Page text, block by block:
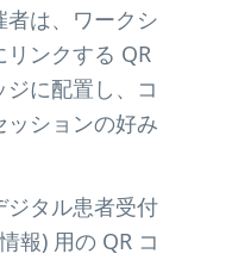
者は、ワークシ
リンクする QR
に配置し、コ
ションの好み
ジタル患者受付
報) 用の QR コ